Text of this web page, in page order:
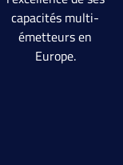
capacités multi-
émetteurs en
Europe.